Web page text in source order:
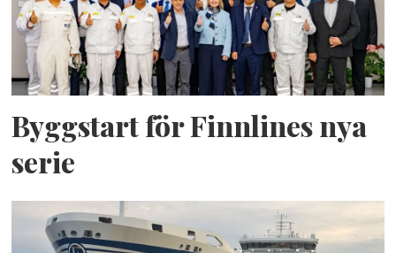
Byggstart för Finnlines nya
serie